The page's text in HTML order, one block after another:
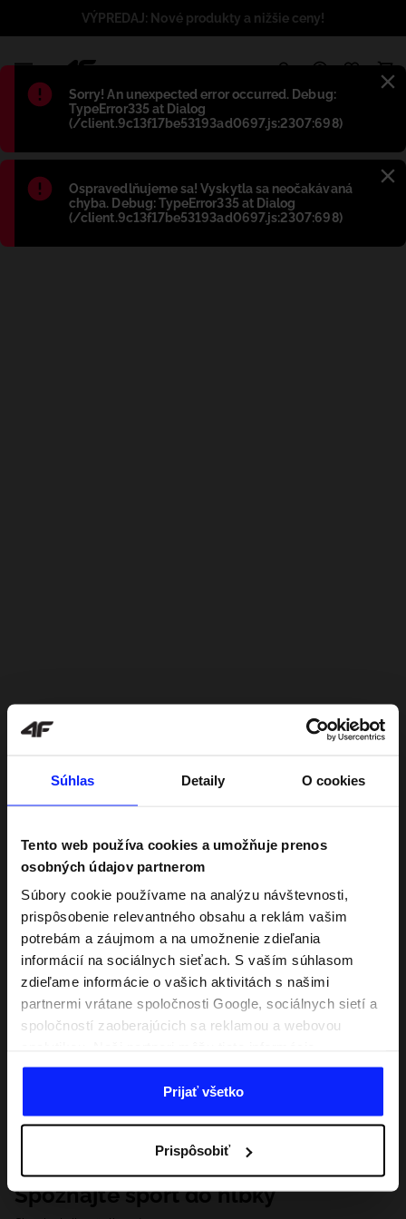
Súhlas Detaily O cookies
Tento web používa cookies a umožňuje prenos
osobných údajov partnerom
Súbory cookie používame na analýzu návštevnosti,
prispôsobenie relevantného obsahu a reklám vašim
potrebám a záujmom a na umožnenie zdieľania
informácií na sociálnych sieťach. S vaším súhlasom
zdieľame informácie o vašich aktivitách s našimi
partnermi vrátane spoločnosti Google, sociálnych sietí a
spoločností zaoberajúcich sa reklamou a webovou
kombinovať s inými, ktoré poskytnete mimo tejto
webovej stránky, ako aj s údajmi, ktoré získajú v
dôsledku vášho používania ich služieb. S vaším
našim partnerom, aby sme zacielili a zlepšili spôsob
zobrazovania online reklamy, vykonali analytický
prieskum, upravili obsah a zlepšili riešenia ponúkané
Prijať všetko
Prispôsobiť
Błąd:
Sorry! An unexpected error occurred. Debug:
TypeError335 at Dialog
(/client.9c13f17be53193ad0697.js:2307:698)
Błąd:
Ospravedlňujeme sa! Vyskytla sa neočakávaná
chyba. Debug: TypeError335 at Dialog
(/client.9c13f17be53193ad0697.js:2307:698)
VÝPREDAJ: Nové produkty a nižšie ceny!
Spoznajte šport do hĺbky